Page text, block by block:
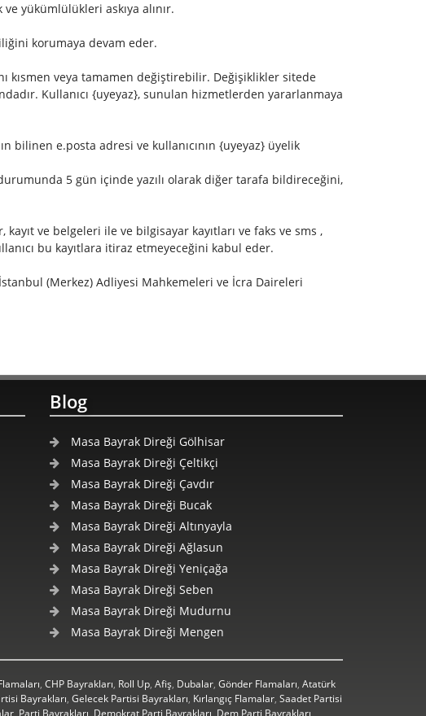
yükümlülükleri askıya alınır.
korumaya devam eder.
kısmen veya tamamen değiştirebilir. Değişiklikler sitede
Kullanıcı {uyeyaz}, sunulan hizmetlerden yararlanmaya
bilinen e.posta adresi ve kullanıcının {uyeyaz} üyelik
5 gün içinde yazılı olarak diğer tarafa bildireceğini,
ve belgeleri ile ve bilgisayar kayıtları ve faks ve sms ,
bu kayıtlara itiraz etmeyeceğini kabul eder.
(Merkez) Adliyesi Mahkemeleri ve İcra Daireleri
Blog
Masa Bayrak Direği Gölhisar
Masa Bayrak Direği Çeltikçi
Masa Bayrak Direği Çavdır
Masa Bayrak Direği Bucak
Masa Bayrak Direği Altınyayla
Masa Bayrak Direği Ağlasun
Masa Bayrak Direği Yeniçağa
Masa Bayrak Direği Seben
Masa Bayrak Direği Mudurnu
Masa Bayrak Direği Mengen
, CHP Bayrakları, Roll Up, Afiş, Dubalar, Gönder Flamaları, Atatürk
Bayrakları, Gelecek Partisi Bayrakları, Kırlangıç Flamalar, Saadet Partisi
Parti Bayrakları Demokrat Parti Bayrakları Dem Parti Bayrakları